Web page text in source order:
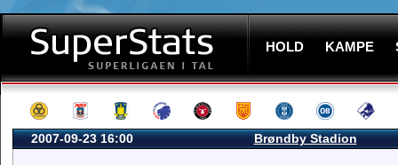
HOLD KAMPE
2007-09-23 16:00 Brøndby Stadion